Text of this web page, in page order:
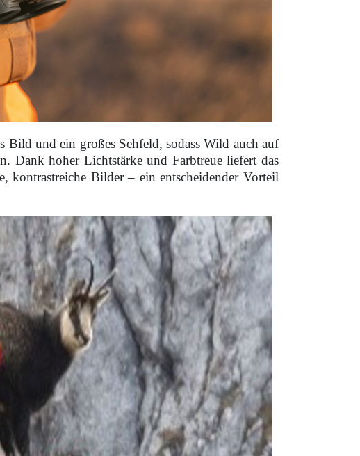
und ein großes Sehfeld, sodass Wild auch auf
Dank hoher Lichtstärke und Farbtreue liefert das
kontrastreiche Bilder – ein entscheidender Vorteil